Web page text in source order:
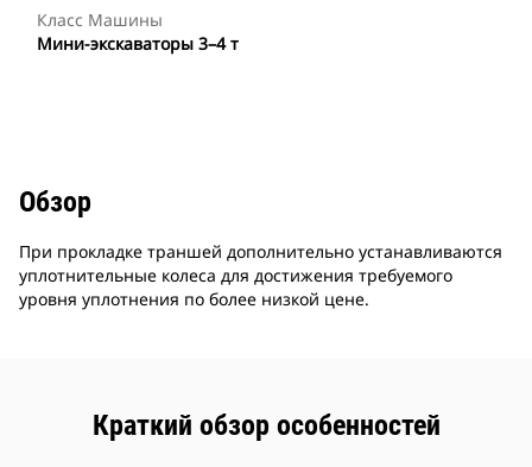
Класс Машины
Мини-экскаваторы 3–4 т
Обзор
При прокладке траншей дополнительно устанавливаются
уплотнительные колеса для достижения требуемого
уровня уплотнения по более низкой цене.
Краткий обзор особенностей